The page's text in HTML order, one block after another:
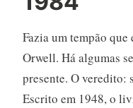
Fazia um tempão
Orwell. Há algumas
presente. O veredito:
Escrito em 1948, o